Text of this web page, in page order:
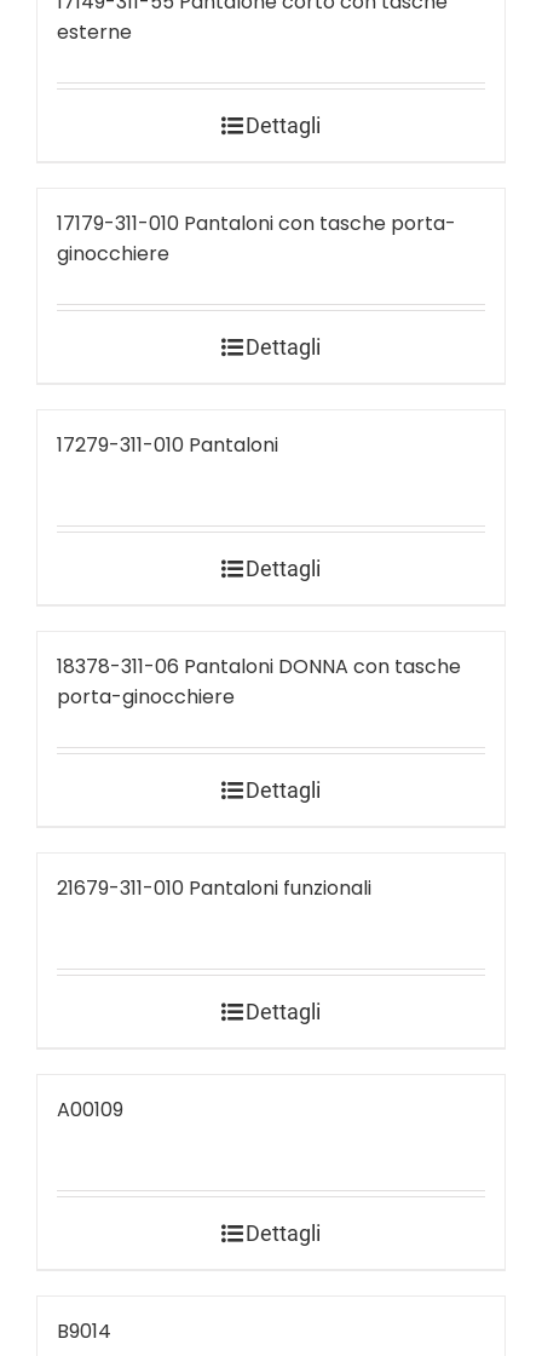
esterne
Dettagli
17179-311-010 Pantaloni con tasche porta-
ginocchiere
Dettagli
17279-311-010 Pantaloni
Dettagli
18378-311-06 Pantaloni DONNA con tasche
porta-ginocchiere
Dettagli
21679-311-010 Pantaloni funzionali
Dettagli
A00109
Dettagli
B9014